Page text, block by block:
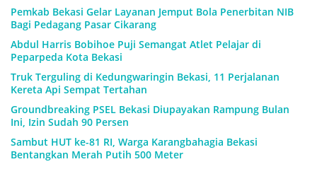
Pemkab Bekasi Gelar Layanan Jemput Bola Penerbitan NIB
Bagi Pedagang Pasar Cikarang
Abdul Harris Bobihoe Puji Semangat Atlet Pelajar di
Peparpeda Kota Bekasi
Truk Terguling di Kedungwaringin Bekasi, 11 Perjalanan
Kereta Api Sempat Tertahan
Groundbreaking PSEL Bekasi Diupayakan Rampung Bulan
Ini, Izin Sudah 90 Persen
Sambut HUT ke-81 RI, Warga Karangbahagia Bekasi
Bentangkan Merah Putih 500 Meter